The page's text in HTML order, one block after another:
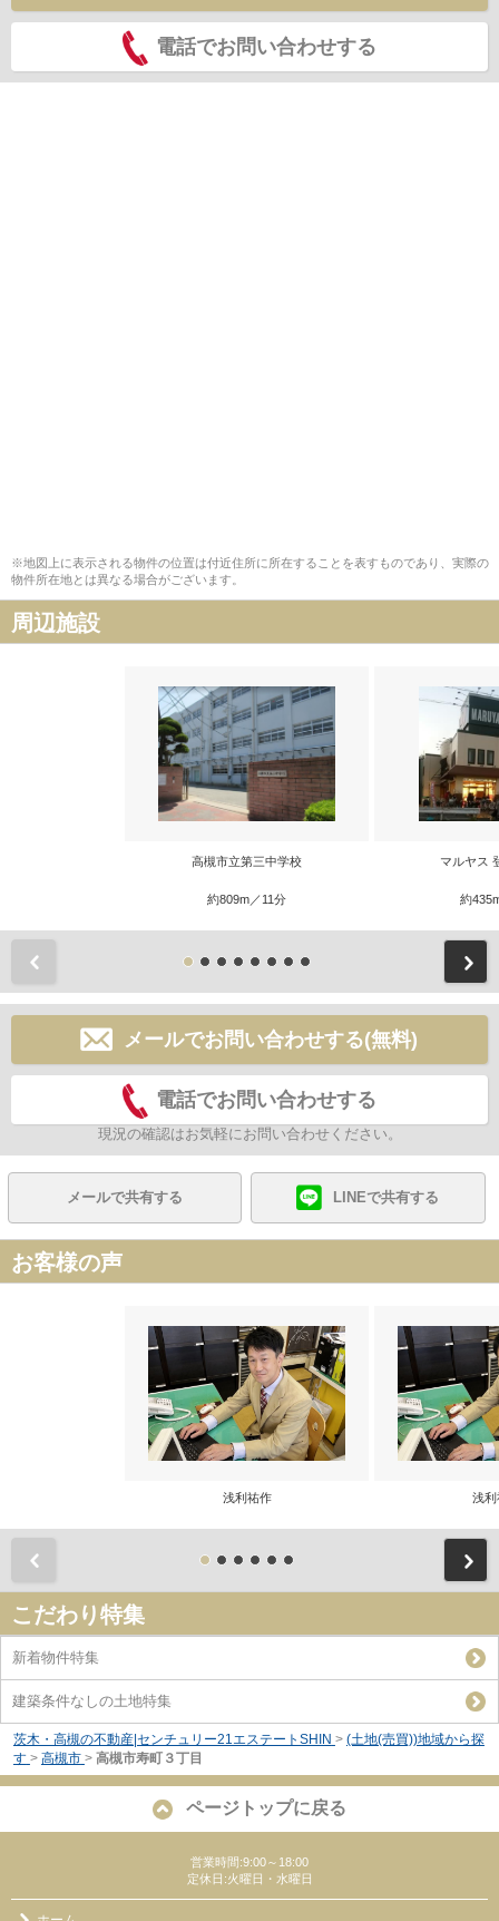
電話でお問い合わせする
※地図上に表示される物件の位置は付近住所に所在することを表すものであり、実際の
物件所在地とは異なる場合がございます。
周辺施設
高槻市立第三中学校
約809m／11分
マルヤス
約
メールでお問い合わせする(無料)
電話でお問い合わせする
現況の確認はお気軽にお問い合わせください。
メールで共有する LINEで共有する
お客様の声
浅利祐作 浅利
こだわり特集
新着物件特集
建築条件なしの土地特集
茨木・高槻の不動産|センチュリー21エステートSHIN > (土地(売買))地域から探
す > 高槻市 > 高槻市寿町３丁目
ページトップに戻る
営業時間:9:00～18:00
定休日:火曜日・水曜日